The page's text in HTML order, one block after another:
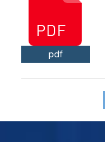
pdf